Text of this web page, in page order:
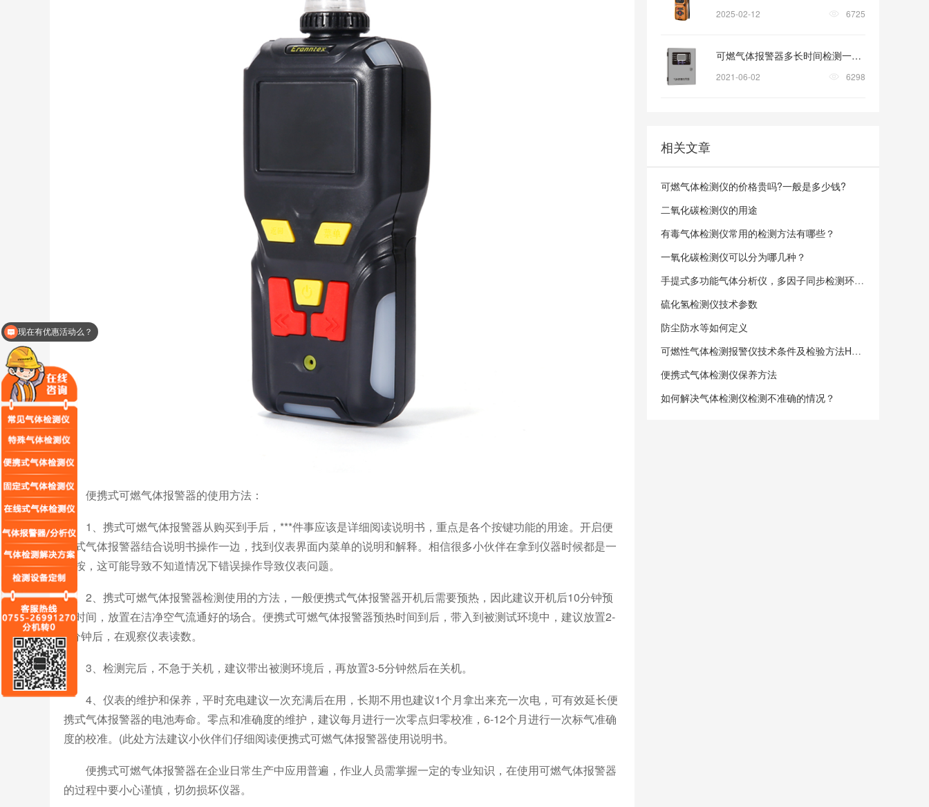
便携式可燃气体报警器的使用方法：
1、携式可燃气体报警器从购买到手后，***件事应该是详细阅读说明书，重点是各个按键功能的用途。开启便
携式气体报警器结合说明书操作一边，找到仪表界面内菜单的说明和解释。相信很多小伙伴在拿到仪器时候都是一
通按，这可能导致不知道情况下错误操作导致仪表问题。
2、携式可燃气体报警器检测使用的方法，一般便携式气体报警器开机后需要预热，因此建议开机后10分钟预
热时间，放置在洁净空气流通好的场合。便携式可燃气体报警器预热时间到后，带入到被测试环境中，建议放置2-
3分钟后，在观察仪表读数。
3、检测完后，不急于关机，建议带出被测环境后，再放置3-5分钟然后在关机。
4、仪表的维护和保养，平时充电建议一次充满后在用，长期不用也建议1个月拿出来充一次电，可有效延长便
携式气体报警器的电池寿命。零点和准确度的维护，建议每月进行一次零点归零校准，6-12个月进行一次标气准确
度的校准。(此处方法建议小伙伴们仔细阅读便携式可燃气体报警器使用说明书。
便携式可燃气体报警器在企业日常生产中应用普遍，作业人员需掌握一定的专业知识，在使用可燃气体报警器
的过程中要小心谨慎，切勿损坏仪器。
2025-02-12 6725
可燃气体报警器多长时间检测一次?
2021-06-02 6298
相关文章
可燃气体检测仪的价格贵吗?一般是多少钱?
二氧化碳检测仪的用途
有毒气体检测仪常用的检测方法有哪些？
一氧化碳检测仪可以分为哪几种？
手提式多功能气体分析仪，多因子同步检测环保应急利器
硫化氢检测仪技术参数
防尘防水等如何定义
可燃性气体检测报警仪技术条件及检验方法HG23005—92
便携式气体检测仪保养方法
如何解决气体检测仪检测不准确的情况？
现在有优惠活动么？